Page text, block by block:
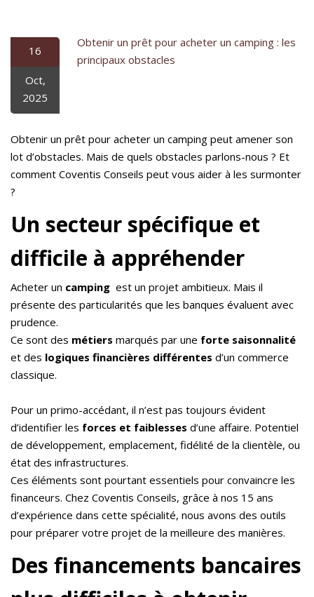
16
Oct,
2025
Obtenir un prêt pour acheter un camping : les
principaux obstacles
Obtenir un prêt pour acheter un camping peut amener son
lot d’obstacles. Mais de quels obstacles parlons-nous ? Et
comment Coventis Conseils peut vous aider à les surmonter
?
Un secteur spécifique et
difficile à appréhender
Acheter un camping est un projet ambitieux. Mais il
présente des particularités que les banques évaluent avec
prudence.
Ce sont des métiers marqués par une forte saisonnalité
et des logiques financières différentes d’un commerce
classique.
Pour un primo-accédant, il n’est pas toujours évident
d’identifier les forces et faiblesses d’une affaire. Potentiel
de développement, emplacement, fidélité de la clientèle, ou
état des infrastructures.
Ces éléments sont pourtant essentiels pour convaincre les
financeurs. Chez Coventis Conseils, grâce à nos 15 ans
d’expérience dans cette spécialité, nous avons des outils
pour préparer votre projet de la meilleure des manières.
Des financements bancaires